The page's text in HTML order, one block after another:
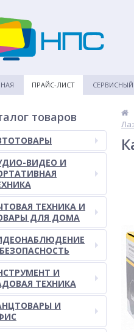
ПРАЙС-ЛИСТ
товаров
ВИДЕО И
ТЕХНИКА И
ДЛЯ ДОМА
И
ТЕХНИКА
И